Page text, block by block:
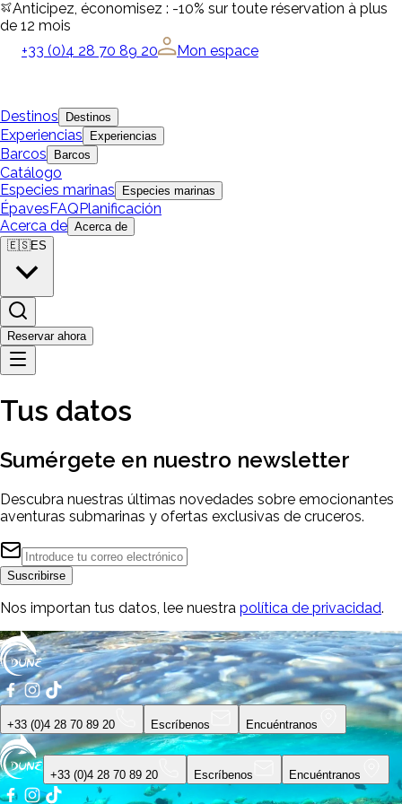
Anticipez, économisez : -10% sur toute réservation à plus
de 12 mois
+33 (0)4 28 70 89 20
Mon espace
Destinos Destinos
Experiencias Experiencias
Barcos Barcos
Catálogo
Especies marinas
Especies marinas
ÉpavesFAQPlanificación
Acerca de Acerca de
🇪🇸ES
Reservar ahora
Tus datos
Sumérgete en nuestro newsletter
Descubra nuestras últimas novedades sobre emocionantes
aventuras submarinas y ofertas exclusivas de cruceros.
Suscribirse
Nos importan tus datos, lee nuestra política de privacidad.
+33 (0)4 28 70 89 20 Escríbenos Encuéntranos
+33 (0)4 28 70 89 20 Escríbenos Encuéntranos